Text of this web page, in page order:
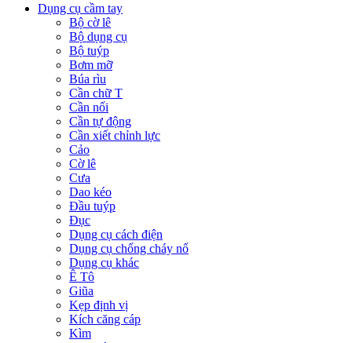
Dụng cụ cầm tay
Bộ cờ lê
Bộ dụng cụ
Bộ tuýp
Bơm mỡ
Búa rìu
Cần chữ T
Cần nối
Cần tự động
Cần xiết chỉnh lực
Cảo
Cờ lê
Cưa
Dao kéo
Đầu tuýp
Đục
Dụng cụ cách điện
Dụng cụ chống cháy nổ
Dụng cụ khác
Ê Tô
Giũa
Kẹp định vị
Kích căng cáp
Kìm